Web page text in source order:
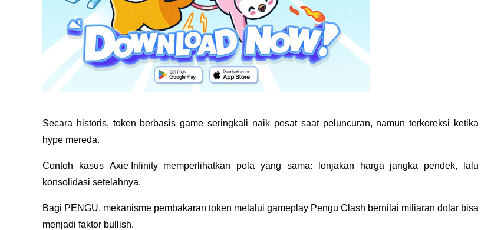
Secara historis, token berbasis game seringkali naik pesat saat peluncuran, namun terkoreksi ketika
hype mereda.
Contoh kasus Axie Infinity memperlihatkan pola yang sama: lonjakan harga jangka pendek, lalu
konsolidasi setelahnya.
Bagi PENGU, mekanisme pembakaran token melalui gameplay Pengu Clash bernilai miliaran dolar bisa
menjadi faktor bullish.